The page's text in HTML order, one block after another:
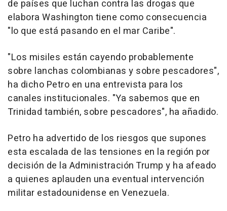
de países que luchan contra las drogas que
elabora Washington tiene como consecuencia
"lo que está pasando en el mar Caribe".
"Los misiles están cayendo probablemente
sobre lanchas colombianas y sobre pescadores",
ha dicho Petro en una entrevista para los
canales institucionales. "Ya sabemos que en
Trinidad también, sobre pescadores", ha añadido.
Petro ha advertido de los riesgos que supones
esta escalada de las tensiones en la región por
decisión de la Administración Trump y ha afeado
a quienes aplauden una eventual intervención
militar estadounidense en Venezuela.